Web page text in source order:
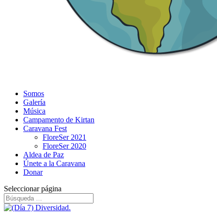
Somos
Galería
Música
Campamento de Kirtan
Caravana Fest
FloreSer 2021
FloreSer 2020
Aldea de Paz
Únete a la Caravana
Donar
Seleccionar página